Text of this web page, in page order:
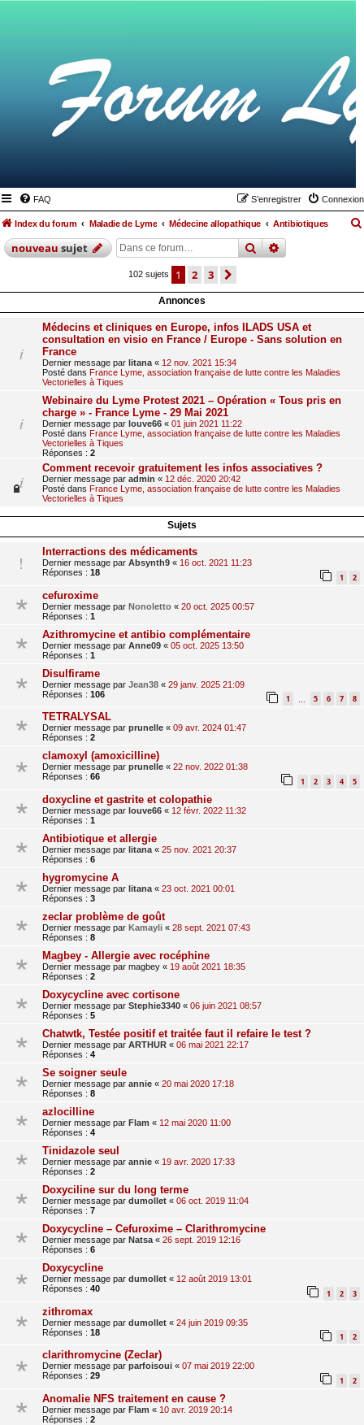
FAQ Connexion
S’enregistrer
Index du forum Maladie de Lyme Médecine allopathique Antibiotiques
nouveausujet rechercher
recherche
102 sujets 1 2 3
Annonces
Médecins et cliniques en Europe, infos ILADS USA et
consultation en visio en France / Europe - Sans solution en
France
Dernier message par litana « 12 nov. 2021 15:34
Posté dans France Lyme, association française de lutte contre les Maladies
Vectorielles à Tiques
Webinaire du Lyme Protest 2021 – Opération « Tous pris en
charge » - France Lyme - 29 Mai 2021
Dernier message par louve66 « 01 juin 2021 11:22
Posté dans France Lyme, association française de lutte contre les Maladies
Vectorielles à Tiques
Réponses : 2
Comment recevoir gratuitement les infos associatives ?
Dernier message par admin « 12 déc. 2020 20:42
Posté dans France Lyme, association française de lutte contre les Maladies
Vectorielles à Tiques
Sujets
Interractions des médicaments
Dernier message par Absynth9 « 16 oct. 2021 11:23
Réponses : 18 1 2
cefuroxime
Dernier message par Nonoletto « 20 oct. 2025 00:57
Réponses : 1
Azithromycine et antibio complémentaire
Dernier message par Anne09 « 05 oct. 2025 13:50
Réponses : 1
Disulfirame
Dernier message par Jean38 « 29 janv. 2025 21:09
Réponses : 106 1 5 6 7 8
TETRALYSAL
Dernier message par prunelle « 09 avr. 2024 01:47
Réponses : 2
clamoxyl (amoxicilline)
Dernier message par prunelle « 22 nov. 2022 01:38
Réponses : 66 1 2 3 4 5
doxycline et gastrite et colopathie
Dernier message par louve66 « 12 févr. 2022 11:32
Réponses : 1
Antibiotique et allergie
Dernier message par litana « 25 nov. 2021 20:37
Réponses : 6
hygromycine A
Dernier message par litana « 23 oct. 2021 00:01
Réponses : 3
zeclar problème de goût
Dernier message par Kamayli « 28 sept. 2021 07:43
Réponses : 8
Magbey - Allergie avec rocéphine
Dernier message par magbey « 19 août 2021 18:35
Réponses : 2
Doxycycline avec cortisone
Dernier message par Stephie3340 « 06 juin 2021 08:57
Réponses : 5
Chatwtk, Testée positif et traitée faut il refaire le test ?
Dernier message par ARTHUR « 06 mai 2021 22:17
Réponses : 4
Se soigner seule
Dernier message par annie « 20 mai 2020 17:18
Réponses : 8
azlocilline
Dernier message par Flam « 12 mai 2020 11:00
Réponses : 4
Tinidazole seul
Dernier message par annie « 19 avr. 2020 17:33
Réponses : 2
Doxyciline sur du long terme
Dernier message par dumollet « 06 oct. 2019 11:04
Réponses : 7
Doxycycline – Cefuroxime – Clarithromycine
Dernier message par Natsa « 26 sept. 2019 12:16
Réponses : 6
Doxycycline
Dernier message par dumollet « 12 août 2019 13:01
Réponses : 40 1 2 3
zithromax
Dernier message par dumollet « 24 juin 2019 09:35
Réponses : 18 1 2
clarithromycine (Zeclar)
Dernier message par parfoisoui « 07 mai 2019 22:00
Réponses : 29 1 2
Anomalie NFS traitement en cause ?
Dernier message par Flam « 10 avr. 2019 20:14
Réponses : 2